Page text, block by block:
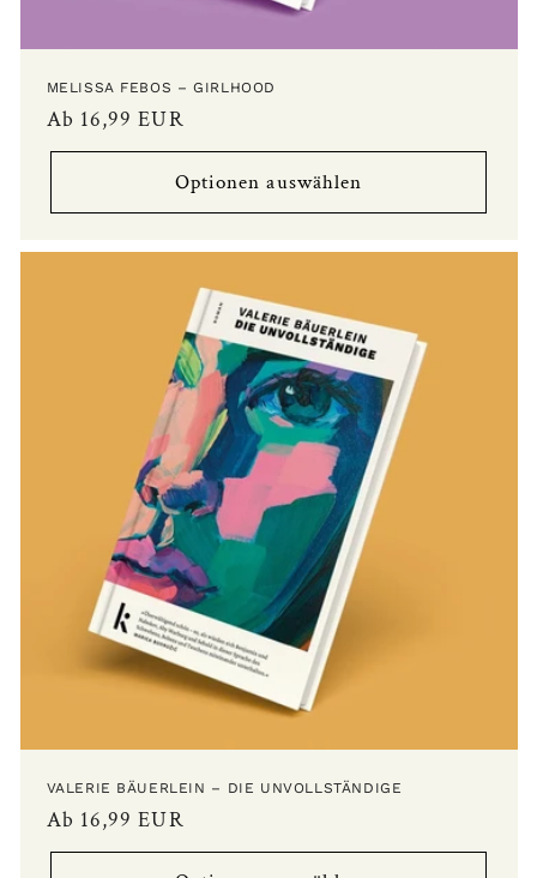
MELISSA FEBOS – GIRLHOOD
Normaler
Preis
Ab 16,99 EUR
Optionen auswählen
VALERIE BÄUERLEIN – DIE UNVOLLSTÄNDIGE
Normaler
Preis
Ab 16,99 EUR